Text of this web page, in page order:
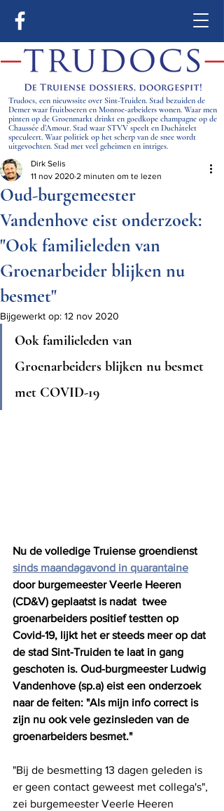
Trudocs, een nieuwssite over Sint-Truiden. Stad bezuiden de
Demer waar fruitboeren en Monroe-arbeiders wonen. Waar men
pinten op de Groenmarkt drinkt en goedkope champagne op de
Chaussée d’Amour. Stad waar STVV speelt en Duchâtelet
speculeert. Waar politiek op het scherp van de snee wordt
uitgevochten. Stad met veel geheimen en intriges.
Oud-burgemeester
Vandenhove eist onderzoek:
"Ook familieleden van
Groenarbeider blijken nu
besmet"
Dirk Selis
11 nov 2020 2 minuten om te lezen
Bijgewerkt op: 12 nov 2020
Ook familieleden van
Groenarbeiders blijken nu besmet
met COVID-19
Nu de volledige Truiense groendienst
sinds maandagavond in quarantaine
door burgemeester Veerle Heeren
(CD&V) geplaatst is nadat  twee
groenarbeiders positief testten op
Covid-19, lijkt het er steeds meer op dat
de stad Sint-Truiden te laat in gang
geschoten is. Oud-burgmeester Ludwig
Vandenhove (sp.a) eist een onderzoek
naar de feiten: "Als mijn info correct is
zijn nu ook vele gezinsleden van de
groenarbeiders besmet."
"Bij de besmetting 13 dagen geleden is
er geen contact geweest met collega's",
zei burgemeester Veerle Heeren